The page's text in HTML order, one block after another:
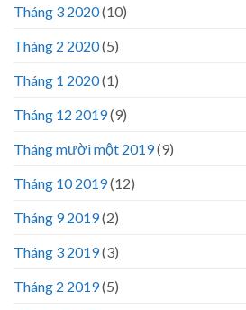
Tháng 3 2020(10)
Tháng 2 2020(5)
Tháng 1 2020(1)
Tháng 12 2019(9)
Tháng mười một 2019(9)
Tháng 10 2019(12)
Tháng 9 2019(2)
Tháng 3 2019(3)
Tháng 2 2019(5)